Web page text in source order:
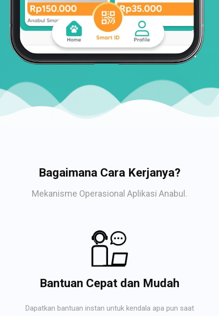
Bagaimana Cara Kerjanya?
Mekanisme Operasional Aplikasi Anabul.
Bantuan Cepat dan Mudah
Dapatkan bantuan instan untuk kendala apa pun saat